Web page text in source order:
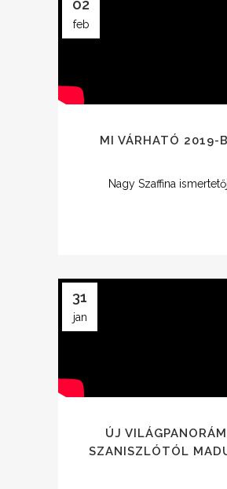
02
feb
MI VÁRHATÓ 2019-
Nagy Szaffina
31
jan
ÚJ
SZANISZLÓTÓL